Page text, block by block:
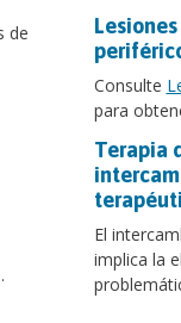
de
Consulte
para
Terapia
El
implica la